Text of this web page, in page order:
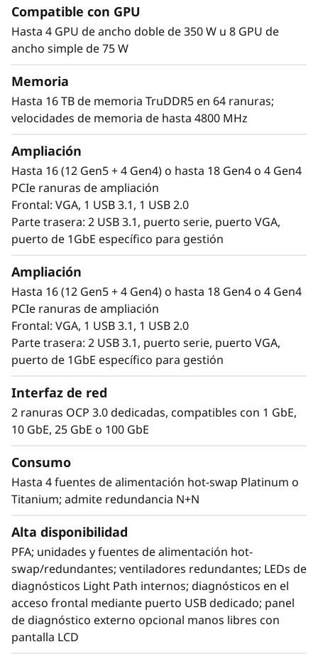
El SR860 V3 gestiona sin problemas
virtualización empresarial, consolidación de
cargas de trabajo, computación en memoria
como SAP HANA, bases de datos, análisis,
ERP/CRM, aplicaciones intensivas de GPU
como la IA/ML y modelado 3D, empoderando a
tu organización para tomar las decisiones
correctas
*Comparado con ThinkSystem SR860 V2
Máximo rendimiento
El Lenovo ThinkSystem SR860 V3 admite 128
núcleos de CPU más*, 4 TB más de capacidad*
la memoria DDR5 más reciente. La nueva
tecnología PCIe Gen5 elimina los cuellos de
botella desde las ranuras de ampliación hasta
3.0 más y 4 ranuras PCIe más*. Compatible con
un máximo de cuatro GPU de nivel
empresarial, 24 unidades NVMe de conexión
directa, puedes dotar a tu organización de
tecnologías que generan un rendimiento
excepcional y los recursos necesarios para
cargas de trabajo de clase empresarial
Compatible con GPU
Hasta 4 GPU de ancho doble de 350 W u 8 GPU de
ancho simple de 75 W
Memoria
Hasta 16 TB de memoria TruDDR5 en 64 ranuras;
velocidades de memoria de hasta 4800 MHz
Ampliación
Hasta 16 (12 Gen5 + 4 Gen4) o hasta 18 Gen4 o 4 Gen4
PCIe ranuras de ampliación
Frontal: VGA, 1 USB 3.1, 1 USB 2.0
Parte trasera: 2 USB 3.1, puerto serie, puerto VGA,
puerto de 1GbE específico para gestión
Ampliación
Hasta 16 (12 Gen5 + 4 Gen4) o hasta 18 Gen4 o 4 Gen4
PCIe ranuras de ampliación
Frontal: VGA, 1 USB 3.1, 1 USB 2.0
Parte trasera: 2 USB 3.1, puerto serie, puerto VGA,
puerto de 1GbE específico para gestión
Interfaz de red
2 ranuras OCP 3.0 dedicadas, compatibles con 1 GbE,
10 GbE, 25 GbE o 100 GbE
Consumo
Hasta 4 fuentes de alimentación hot-swap Platinum o
Titanium; admite redundancia N+N
Alta disponibilidad
PFA; unidades y fuentes de alimentación hot-
swap/redundantes; ventiladores redundantes; LEDs de
diagnósticos Light Path internos; diagnósticos en el
acceso frontal mediante puerto USB dedicado; panel
de diagnóstico externo opcional manos libres con
pantalla LCD